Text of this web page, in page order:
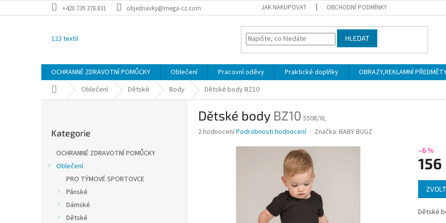
na
+420 739 378 831 objednavky@mega-cz.com JAK NAKUPOVAT OBCHODNÍ PODMÍNKY
123 textil HLEDAT
OCHRANNÉ ZDRAVOTNÍ POMŮCKY Oblečení Pracovní oděvy Praktické doplňky OBRAZY,REKLAMNÍ
Domů Oblečení Dětské Body Dětské bodyBZ10
kategorie
Kategorie
OCHRANNÉ ZDRAVOTNÍ POMŮCKY
Oblečení
PRO TÝMOVÉ SPORTOVCE
Pánské
Dámské
Dětské
Dětské body BZ10 5508/XL
Průměrné
2 hodnoceníPodrobnosti hodnocení Značka: BABY BUGZ
–6 %
156
Měrná
cena:
Dětské